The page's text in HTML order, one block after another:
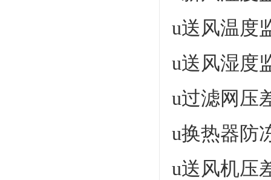
u送风温度
u送风湿度
u过滤网压
u换热器防
u送风机压